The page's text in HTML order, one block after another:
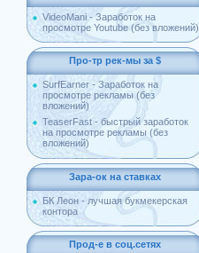
VideoMani - Заработок на
просмотре Youtube (без вложений)
Про-тр рек-мы за $
SurfEarner - Заработок на
просмотре рекламы (без
вложений)
TeaserFast - быстрый заработок
на просмотре рекламы (без
вложений)
Зара-ок на ставках
БК Леон - лучшая букмекерская
контора
Прод-е в соц.сетях